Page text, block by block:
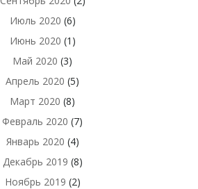
Июль 2020 (6)
Июнь 2020 (1)
Май 2020 (3)
Апрель 2020 (5)
Март 2020 (8)
Февраль 2020 (7)
Январь 2020 (4)
Декабрь 2019 (8)
Ноябрь 2019 (2)